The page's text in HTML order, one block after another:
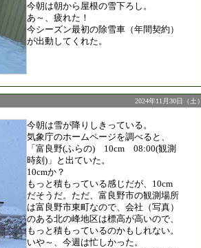
今朝は朝から屋根の雪下ろし。
あ～、疲れた！
今シーズン最初の除雪車（年間契約）
が出動してくれた。
2024年11月30日（土）
今朝は雪が降りしきっている。
気象庁のホームページを調べると、
「富良野(ふらの) 10cm 08:00(観測
時刻)」と出ていた。
10cmか？
もっと積もっている感じだが、10cm
だそうだ。ただ、富良野市の観測場所
は富良野市東町なので、会社（写真）
のある北の峰地区は標高が高いので、
もっと積もっているのかもしれない。
いや～、今週は忙しかった。